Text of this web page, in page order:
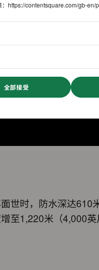
世时，防水深达610
至1,220米（4,000
https://contentsquare.com/gb-en/
全部接受